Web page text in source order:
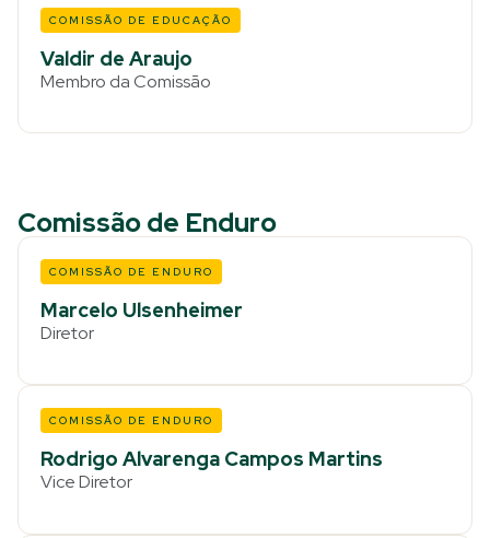
COMISSÃO DE EDUCAÇÃO
Valdir de Araujo
Membro da Comissão
Comissão de Enduro
COMISSÃO DE ENDURO
Marcelo Ulsenheimer
Diretor
COMISSÃO DE ENDURO
Rodrigo Alvarenga Campos Martins
Vice Diretor